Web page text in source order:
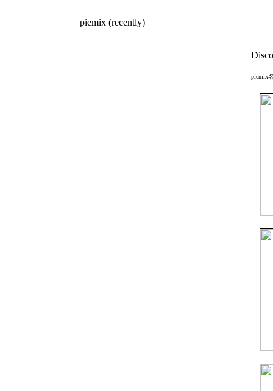
piemix (recently)
piemix